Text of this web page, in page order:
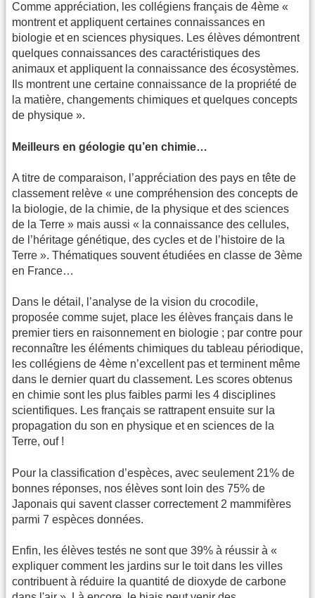
Comme appréciation, les collégiens français de 4ème «
montrent et appliquent certaines connaissances en
biologie et en sciences physiques. Les élèves démontrent
quelques connaissances des caractéristiques des
animaux et appliquent la connaissance des écosystèmes.
Ils montrent une certaine connaissance de la propriété de
la matière, changements chimiques et quelques concepts
de physique ».
Meilleurs en géologie qu’en chimie…
A titre de comparaison, l’appréciation des pays en tête de
classement relève « une compréhension des concepts de
la biologie, de la chimie, de la physique et des sciences
de la Terre » mais aussi « la connaissance des cellules,
de l’héritage génétique, des cycles et de l’histoire de la
Terre ». Thématiques souvent étudiées en classe de 3ème
en France…
Dans le détail, l’analyse de la vision du crocodile,
proposée comme sujet, place les élèves français dans le
premier tiers en raisonnement en biologie ; par contre pour
reconnaître les éléments chimiques du tableau périodique,
les collégiens de 4ème n’excellent pas et terminent même
dans le dernier quart du classement. Les scores obtenus
en chimie sont les plus faibles parmi les 4 disciplines
scientifiques. Les français se rattrapent ensuite sur la
propagation du son en physique et en sciences de la
Terre, ouf !
Pour la classification d’espèces, avec seulement 21% de
bonnes réponses, nos élèves sont loin des 75% de
Japonais qui savent classer correctement 2 mammifères
parmi 7 espèces données.
Enfin, les élèves testés ne sont que 39% à réussir à «
expliquer comment les jardins sur le toit dans les villes
contribuent à réduire la quantité de dioxyde de carbone